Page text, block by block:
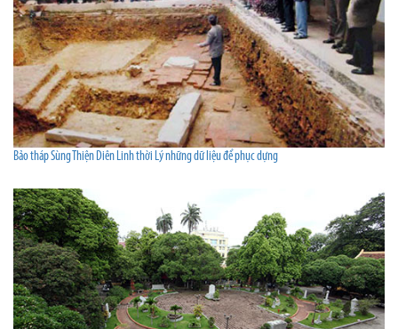
Bảo tháp Sùng Thiện Diên Linh thời Lý những dữ liệu để phục dựng